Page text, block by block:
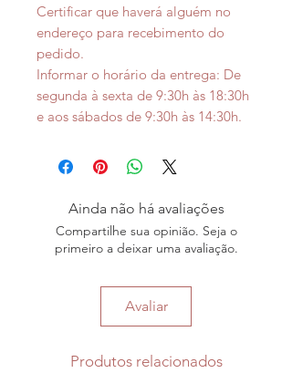
Certificar que haverá alguém no
endereço para recebimento do
pedido.
Informar o horário da entrega: De
segunda à sexta de 9:30h às 18:30h
e aos sábados de 9:30h às 14:30h.
Ainda não há avaliações
Compartilhe sua opinião. Seja o
primeiro a deixar uma avaliação.
Avaliar
Produtos relacionados